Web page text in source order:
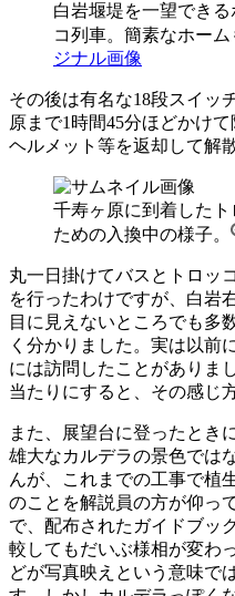
白岩堰堤を一望でき
コ列車。簡素なホーム
ジナル画像
その後は有名な18段スイッ
原まで1時間45分ほどかけ
ヘルメット等を返却して解散
千寿ヶ原に到着した
ための入換中の様子。
丸一日掛けてバスとトロッ
を行ったわけですが、白岩
目に見えないところでも多
く分かりました。実は以前
には訪問したことがありま
当たりにすると、その感じ
また、展望台に登ったとき
雄大なカルデラの景色では
んが、これまでの工事で植
のことを解説員の方が仰っ
で、配布されたガイドブッ
較してもだいぶ様相が変わ
どが写真映えという意味で